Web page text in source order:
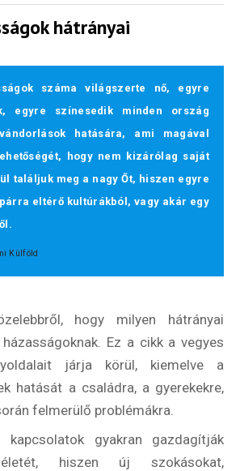
hátrányai
száma világszerte nő, egyre
egyre színesedik minden ország
hatására, ami magával
hogy nem kizárólag saját
találjuk meg a nagy Őt, hiszen egyre
eltérő kultúrákból, vagy akár egy
Külföld
hogy milyen hátrányai
Ez a cikk a vegyes
járja körül, kiemelve a
hatását a családra, a gyerekekre,
felmerülő problémákra.
gyakran gazdagítják
hiszen új szokásokat,